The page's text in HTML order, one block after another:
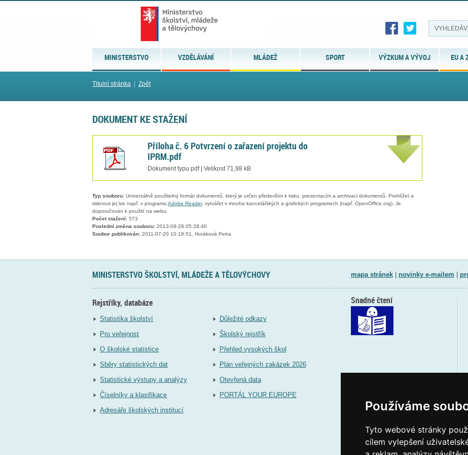
Používáme
Tyto webové stránky
cílem vylepšení
MINISTERSTVO VZDĚLÁVÁNÍ MLÁDEŽ SPORT VÝZKUM A VÝVOJ EU A
Titulní stránka Zpět
DOKUMENT KE STAŽENÍ
Příloha č. 6 Potvrzení o zařazení projektu do
IPRM.pdf
Dokument typu pdf | Velikost 71,98 kB
Typ souboru: Univerzálně použitelný formát dokumentů, který je určen především k tisku, prezentacím a archivaci dokumentů. Prohlížet a
tisknout jej lze např. v programu Adobe Reader, vytvářet v mnoha kancelářských a grafických programech (např. OpenOffice.org). Je
doporučován k použití na webu.
Počet stažení: 573
Poslední změna souboru: 2013-09-28 05:28:40
Soubor publikován: 2011-07-20 10:18:51, Horáková Petra
MINISTERSTVO ŠKOLSTVÍ, MLÁDEŽE A TĚLOVÝCHOVY mapa stránek| novinky e-mailem
Rejstříky, databáze
Statistika školství
Pro veřejnost
O školské statistice
Sběry statistických dat
Statistické výstupy a analýzy
Číselníky a klasifikace
Adresáře školských institucí
Důležité odkazy
Školský rejstřík
Přehled vysokých škol
Plán veřejných zakázek 2026
Otevřená data
PORTÁL YOUR EUROPE
Snadné čtení